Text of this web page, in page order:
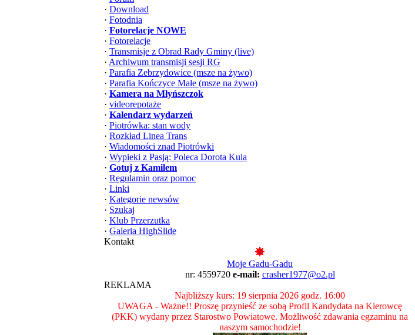
· Download
· Fotodnia
· Fotorelacje NOWE
· Fotorelacje
· Transmisje z Obrad Rady Gminy (live)
· Archiwum transmisji sesji RG
· Parafia Zebrzydowice (msze na żywo)
· Parafia Kończyce Małe (msze na żywo)
· Kamera na Młyńszczok
· videorepotaże
· Kalendarz wydarzeń
· Piotrówka: stan wody
· Rozkład Linea Trans
· Wiadomości znad Piotrówki
· Wypieki z Pasją: Poleca Dorota Kula
· Gotuj z Kamilem
· Regulamin oraz pomoc
· Linki
· Kategorie newsów
· Szukaj
· Klub Przerzutka
· Galeria HighSlide
Kontakt
Moje Gadu-Gadu
nr: 4559720 e-mail: crasher1977@o2.pl
REKLAMA
Najbliższy kurs: 19 sierpnia 2026 godz. 16:00
UWAGA - Ważne!! Proszę przynieść ze sobą Profil Kandydata na Kierowcę
(PKK) wydany przez Starostwo Powiatowe. Możliwość zdawania egzaminu na
naszym samochodzie!